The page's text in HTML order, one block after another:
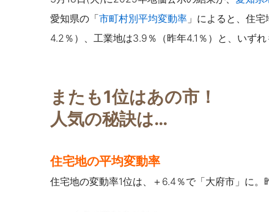
愛知県の「市町村別平均変動率 」によると、住
4.2％）、工業地は3.9％（昨年4.1％）と、いずれ
またも1位はあの市！
人気の秘訣は…
住宅地の平均変動率
住宅地の変動率1位は、＋6.4％で「大府市」に。